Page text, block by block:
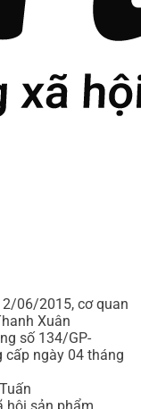
06/2015, cơ quan
Xuân
số 134/GP-
cấp ngày 04 tháng